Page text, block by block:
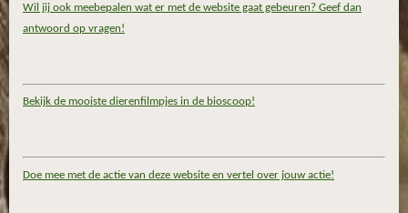
Wil jij ook meebepalen wat er met de website gaat gebeuren? Geef dan
antwoord op vragen!
Bekijk de mooiste dierenfilmpjes in de bioscoop!
Doe mee met de actie van deze website en vertel over jouw actie!